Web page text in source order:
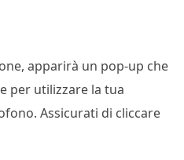
apparirà un pop-up che
per utilizzare la tua
Assicurati di cliccare